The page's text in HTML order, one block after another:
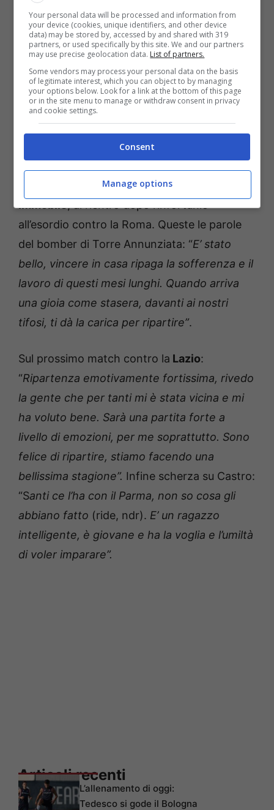
soddisfazione. Devo continuare a lottare e
dare il massimo per la squadra, io sono
giovane, ancora non so nulla sul calcio. Devo
imparare da giocatori come lui e come
Bernardeschi, è bello averli in spogliatoio”.
Le parole di Immobile al
termine del match
Il match è stato commentato anche da Ciro
Immobile, al rientro dopo l’infortunio
all’esordio contro la Roma. Queste le parole
del bomber di Torre Annunziata: “E’ stato
bello, vincere in casa ripaga la sofferenza e il
lavoro di questi mesi lunghi. Quando arriva
una gioia come stasera, davanti ai nostri
tifosi, ti dà la carica per ripartire”.
Sul prossimo match contro la Lazio:
“Ripartenza emotivamente fortissima, rivedo
la gente che per tanti mi è stata vicina e mi
ha voluto bene. Sarà una partita forte a
livello di emozioni, per me soprattutto. Sono
felice di ripartire, stiamo facendo una
bellissima stagione”. Infine scherza su Castro:
“Santi ce l’ha con il Parma, non so cosa gli
abbiano fatto (ride, ndr). E’ un ragazzo
intelligente, è giovane e ha la voglia e l’umiltà
di voler imparare”.
Articoli recenti
L’allenamento di oggi:
Tedesco si gode il Bologna
Your personal data will be processed and information from
your device (cookies, unique identifiers, and other device
data) may be stored by, accessed by and shared with 319
partners, or used specifically by this site. We and our partners
may use precise geolocation data. List of partners.
Some vendors may process your personal data on the basis
of legitimate interest, which you can object to by managing
your options below. Look for a link at the bottom of this page
or in the site menu to manage or withdraw consent in privacy
and cookie settings.
Consent
Manage options